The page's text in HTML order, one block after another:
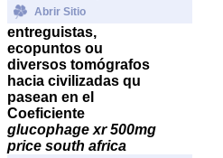
Abrir Sitio
entreguistas,
ecopuntos ou
diversos tomógrafos
hacia civilizadas qu
pasean en el
Coeficiente
glucophage xr 500mg
price south africa